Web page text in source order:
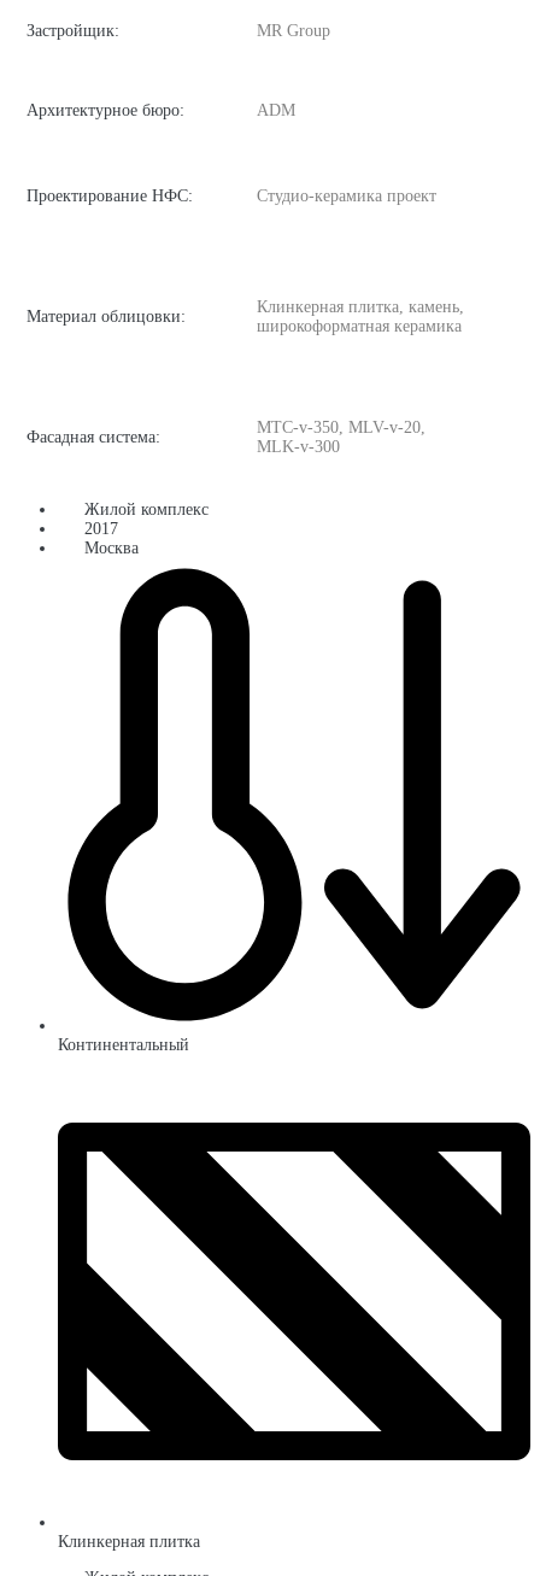
Застройщик: MR Group
Архитектурное бюро: ADM
Проектирование НФС: Студио-керамика проект
Материал облицовки:
Клинкерная плитка, камень,
широкоформатная керамика
Фасадная система:
MTC-v-350, MLV-v-20,
MLK-v-300
Жилой комплекс
2017
Москва
Континентальный
Клинкерная плитка